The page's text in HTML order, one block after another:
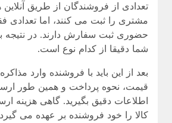
تعدادی از فروشندگان از طریق
مشتری را ثبت می کنند، اما تعدادی
حضوری ثبت سفارش دارند. در نتیجه
شما دقیقا از کدام نوع است.
بعد از این باید با فروشنده وارد
قیمت، نحوه پرداخت و همین طور
اطلاعات دقیق بگیرید. گاهی هزینه
کالا را خود فروشنده بر عهده می